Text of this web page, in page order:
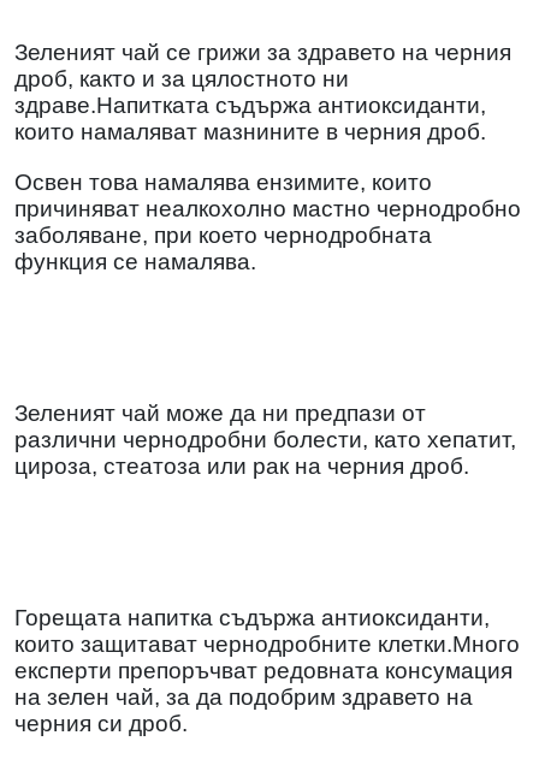
Зеленият чай се грижи за здравето на черния
дроб, както и за цялостното ни
здраве.Напитката съдържа антиоксиданти,
които намаляват мазнините в черния дроб.
Освен това намалява ензимите, които
причиняват неалкохолно мастно чернодробно
заболяване, при което чернодробната
функция се намалява.
Зеленият чай може да ни предпази от
различни чернодробни болести, като хепатит,
цироза, стеатоза или рак на черния дроб.
Горещата напитка съдържа антиоксиданти,
които защитават чернодробните клетки.Много
експерти препоръчват редовната консумация
на зелен чай, за да подобрим здравето на
черния си дроб.